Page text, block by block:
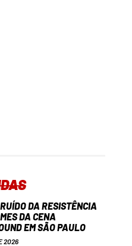
DA RESISTÊNCIA
DA CENA
EM SÃO PAULO
2026